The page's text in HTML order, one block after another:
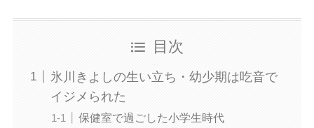
目次
氷川きよしの生い立ち・幼少期は吃音で
イジメられた
保健室で過ごした小学生時代